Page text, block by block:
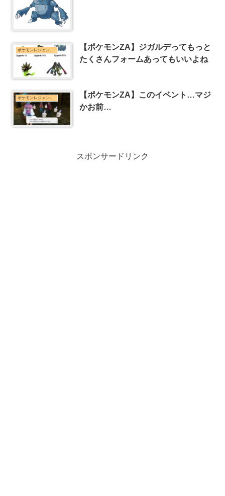
ポケモンレジェンズZ-Aまとめ
【ポケモンZA】ジガルデってもっと
たくさんフォームあってもいいよね
ポケモンレジェンズZ-Aまとめ
【ポケモンZA】このイベント…マジ
かお前…
スポンサードリンク